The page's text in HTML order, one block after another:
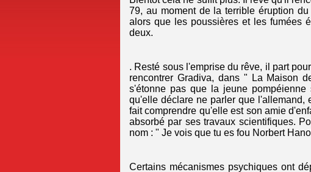
79, au moment de la terrible éruption
alors que les poussières et les fumées
deux.
. Resté sous l'emprise du rêve, il part
rencontrer Gradiva, dans " La Maison
s'étonne pas que la jeune
qu'elle déclare ne parler que l'allemand,
fait comprendre qu'elle est son amie
absorbé par ses travaux scientifiques.
nom : " Je vois que tu es fou Norbert
Certains mécanismes psychiques ont